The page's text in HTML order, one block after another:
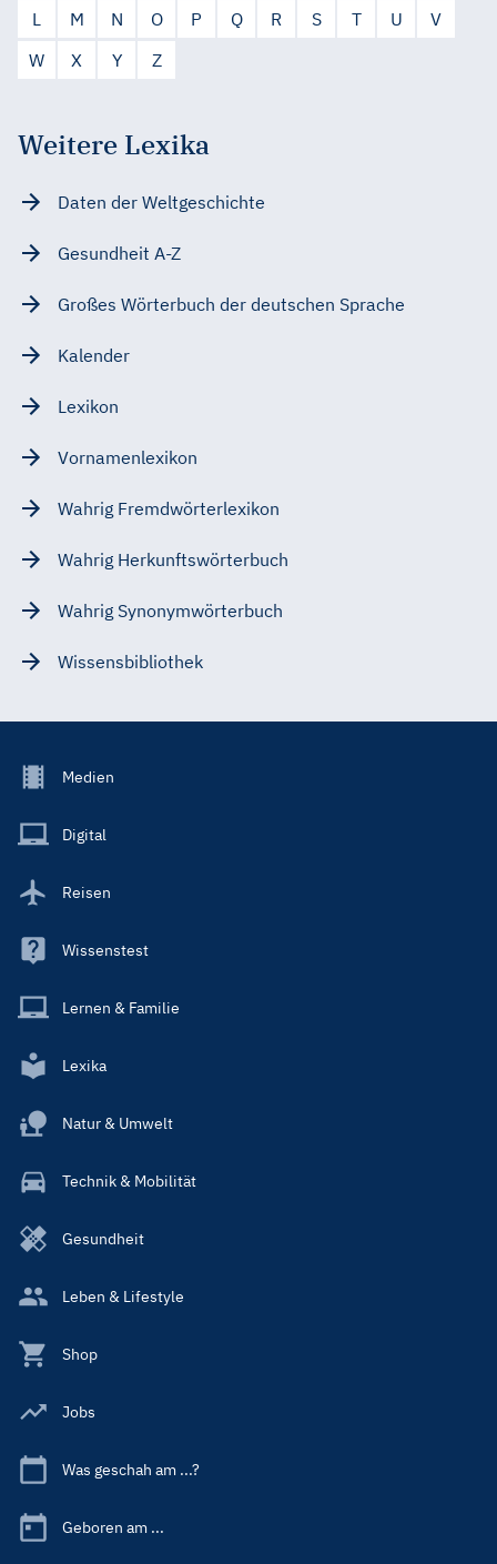
L
M N O P Q R S T U
V
W
X Y Z
Weitere Lexika
Daten der Weltgeschichte
Gesundheit A-Z
Großes Wörterbuch der deutschen Sprache
Kalender
Lexikon
Vornamenlexikon
Wahrig Fremdwörterlexikon
Wahrig Herkunftswörterbuch
Wahrig Synonymwörterbuch
Wissensbibliothek
Footer
Main
Medien
Digital
Reisen
Wissenstest
Lernen & Familie
Lexika
Natur & Umwelt
Technik & Mobilität
Gesundheit
Leben & Lifestyle
Shop
Jobs
Was geschah am ...?
Geboren am ...